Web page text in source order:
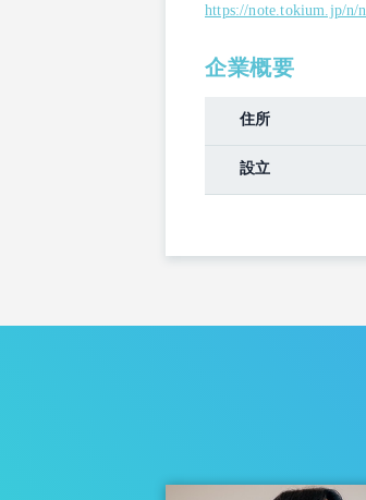
https://note.tokium.jp/n/
企業概要
住所
設立